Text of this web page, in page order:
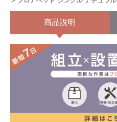
商品説明